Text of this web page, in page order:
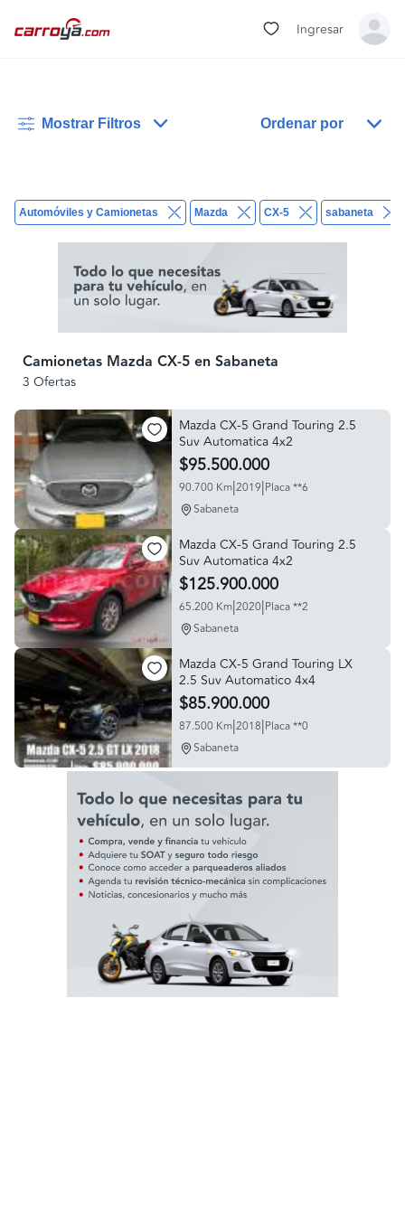
Ingresar
Mostrar Filtros Ordenar por
Automóviles y Camionetas Mazda CX-5 sabaneta
Camionetas Mazda CX-5 en Sabaneta
3 Ofertas
Mazda CX-5 Grand Touring 2.5
Suv Automatica 4x2
$95.500.000
90.700 Km|2019|Placa **6
Sabaneta
Mazda CX-5 Grand Touring 2.5
Suv Automatica 4x2
$125.900.000
65.200 Km|2020|Placa **2
Sabaneta
Mazda CX-5 Grand Touring LX
2.5 Suv Automatico 4x4
$85.900.000
87.500 Km|2018|Placa **0
Sabaneta